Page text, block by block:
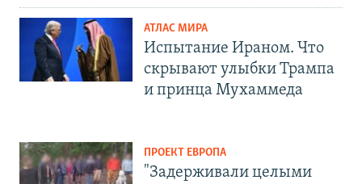
АТЛАС МИРА
Испытание Ираном. Что
скрывают улыбки Трампа
и принца Мухаммеда
ПРОЕКТ ЕВРОПА
"Задерживали целыми